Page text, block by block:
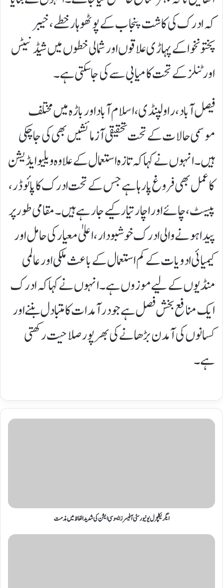
کہ ادرک کی کاشت پنجاب کے پوٹھوہار خطے، خیبر
پختونخوا کے پہاڑی علاقوں اور شمالی خطوں میں شیڈ نیٹس
اور ٹنلز کے تحت کامیابی سے کی جا سکتی ہے۔
فیصل آباد، راولپنڈی، اسلام آباد اور باڑہ میں مختلف
موسمی حالات کے تحت تحقیقی آزمائشیں بھی کی جا چکی
ہیں۔انہوں نے کہا کہ تازہ استعمال کے علاوہ ویلیو ایڈیشن
کا عمل بھی فروغ پا رہا ہے جس کے تحت ادرک کا پائوڈر،
پیسٹ، چائے اور اچار تیار کیے جا رہے ہیں۔ مقامی طور پر
پیدا ہونے والی ادرک خوشبودار، اعلیٰ معیار کی حامل اور
کیمیائی ادویات کے کم استعمال کے باعث ملکی اور عالمی
منڈیوں کے لیے موزوں ہے۔ انہوں نے کہا کہ ادرک
ایک منافع بخش فصل ہے جو درآمدات کا متبادل بننے اور
کسانوں کی آمدن بڑھانے کی بھرپور صلاحیت رکھتی
ہے۔
ایگریکلچرل یونیورسٹی آفیسرز ایسوسی ایشن کی شدید الفاظ میں مذمت